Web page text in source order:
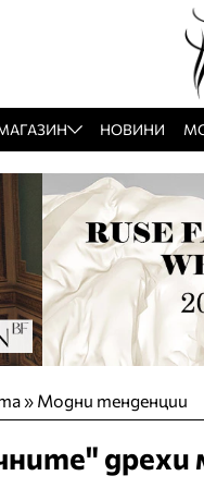
НОВИНИ
» Модни тенденции
дрехи